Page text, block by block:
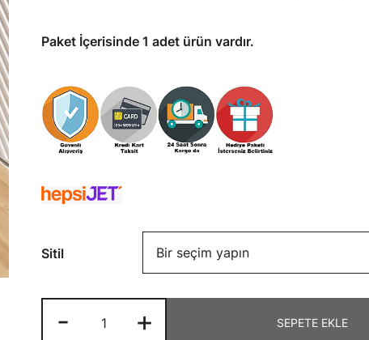
Paket İçerisinde 1 adet ürün vardır.
Sitil
-
Baby
+ SEPETE EKLE